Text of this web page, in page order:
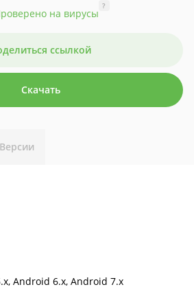
на вирусы
?
ссылкой
Скачать
Версии
Android 6.x, Android 7.x